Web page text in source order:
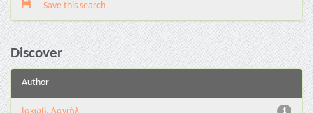
Save this search
Discover
Author
1